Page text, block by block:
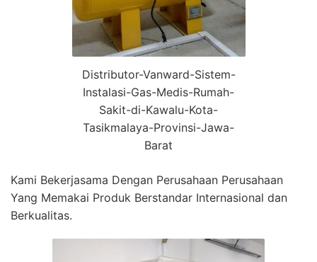
Distributor-Vanward-Sistem-
Instalasi-Gas-Medis-Rumah-
Sakit-di-Kawalu-Kota-
Tasikmalaya-Provinsi-Jawa-
Barat
Kami Bekerjasama Dengan Perusahaan Perusahaan
Yang Memakai Produk Berstandar Internasional dan
Berkualitas.